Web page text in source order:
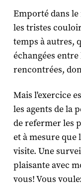
Emporté dans
les tristes
temps à autres,
échangées
rencontrées,
Mais l'exercice
les agents de la
de refermer les
et à mesure que
visite. Une
plaisante avec
vous! Vous